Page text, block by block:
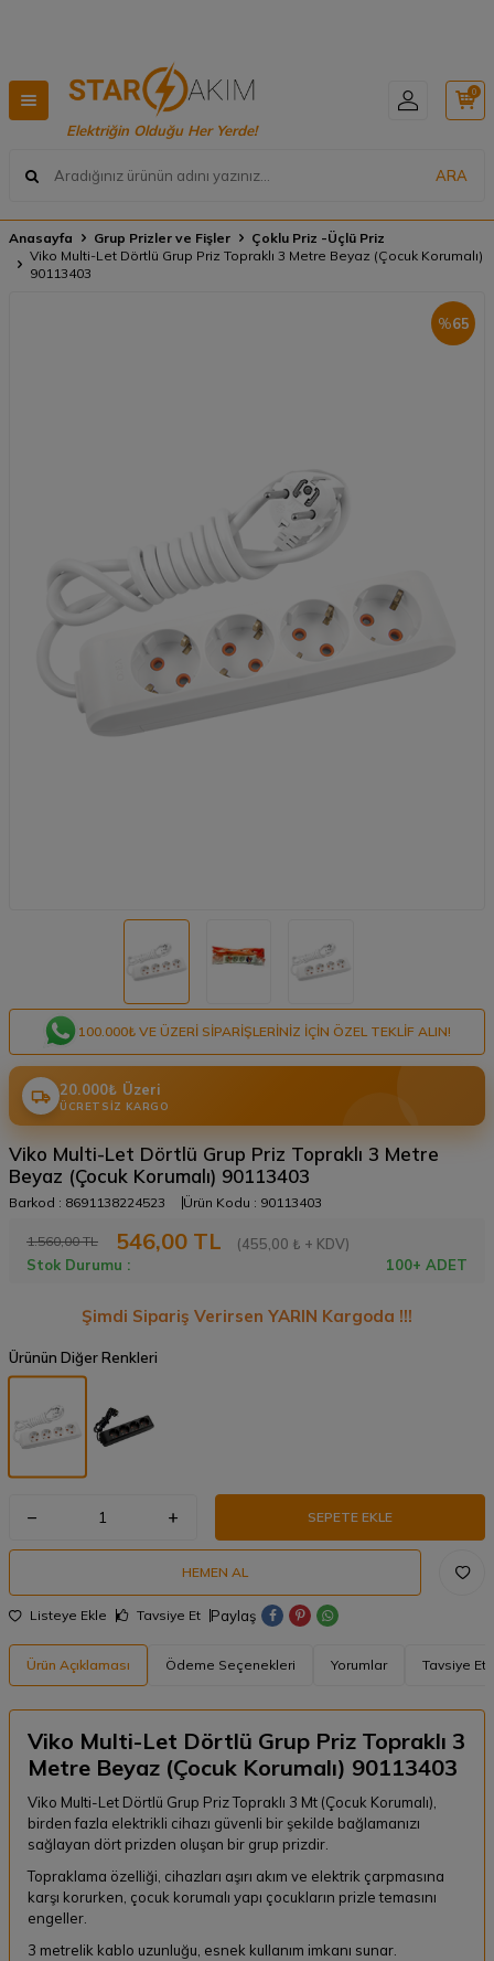
Elektriğin Olduğu Her Yerde!
ARA
0
Anasayfa Grup Prizler ve Fişler
Çoklu Priz -Üçlü Priz
Viko Multi-Let Dörtlü Grup Priz Topraklı 3 Metre Beyaz (Çocuk Korumalı)
90113403
%65
100.000₺ VE ÜZERI SIPARIŞLERINIZ IÇIN ÖZEL TEKLIF ALIN!
20.000₺ Üzeri
ÜCRETSIZ KARGO
Viko Multi-Let Dörtlü Grup Priz Topraklı 3 Metre
Beyaz (Çocuk Korumalı) 90113403
Barkod : 8691138224523 Ürün Kodu : 90113403
1.560,00TL 546,00 TL
(455,00 ₺ + KDV)
Stok Durumu :
100+ ADET
Şimdi Sipariş Verirsen YARIN Kargoda !!!
Ürünün Diğer Renkleri
SEPETE EKLE
HEMEN AL
Listeye Ekle Tavsiye Et Paylaş
Ürün Açıklaması Ödeme Seçenekleri Yorumlar Tavsiye Et
Viko Multi-Let Dörtlü Grup Priz Topraklı 3
Metre Beyaz (Çocuk Korumalı) 90113403
Viko Multi-Let Dörtlü Grup Priz Topraklı 3 Mt (Çocuk Korumalı),
birden fazla elektrikli cihazı güvenli bir şekilde bağlamanızı
sağlayan dört prizden oluşan bir grup prizdir.
Topraklama özelliği, cihazları aşırı akım ve elektrik çarpmasına
karşı korurken, çocuk korumalı yapı çocukların prizle temasını
engeller.
3 metrelik kablo uzunluğu, esnek kullanım imkanı sunar.